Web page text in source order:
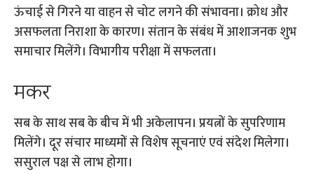
ऊंचाई से गिरने या वाहन से चोट लगने की संभावना। क्रोध और
असफलता निराशा के कारण। संतान के संबंध में आशाजनक शुभ
समाचार मिलेंगे। विभागीय परीक्षा में सफलता।
मकर
सब के साथ सब के बीच में भी अकेलापन। प्रयत्नों के सुपरिणाम
मिलेंगे। दूर संचार माध्यमों से विशेष सूचनाएं एवं संदेश मिलेगा।
ससुराल पक्ष से लाभ होगा।